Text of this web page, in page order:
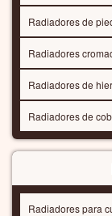
Radiadores de
Radiadores
Radiadores de
Radiadores de
Radiadores para